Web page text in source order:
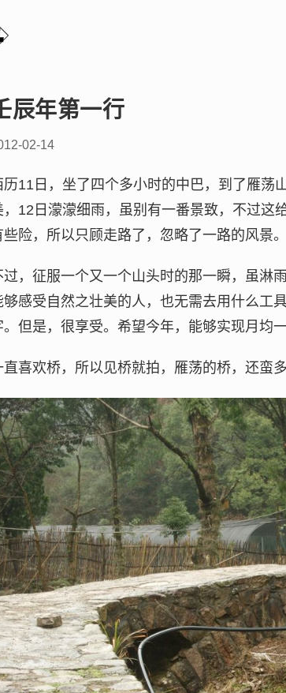
辰年第一行
02-14
历11日，坐了四个多小时的中巴，到了雁荡
，12日濛濛细雨，虽别有一番景致，不过这
些险，所以只顾走路了，忽略了一路的风景。
过，征服一个又一个山头时的那一瞬，虽淋
够感受自然之壮美的人，也无需去用什么工
。但是，很享受。希望今年，能够实现月均
直喜欢桥，所以见桥就拍，雁荡的桥，还蛮多